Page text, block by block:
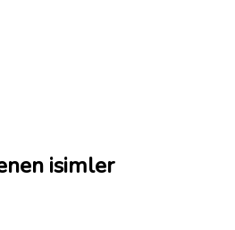
isimler